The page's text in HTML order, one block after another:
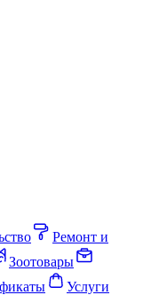
Ремонт и
Зоотовары
Услуги